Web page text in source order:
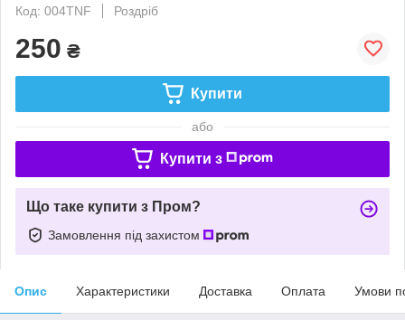
Код: 004TNF
Роздріб
250 ₴
Купити
або
Купити з
Що таке купити з Пром?
Замовлення під захистом
Опис Характеристики Доставка Оплата Умови